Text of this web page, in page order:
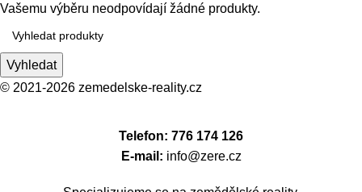
Vašemu výběru neodpovídají žádné produkty.
Vyhledat
© 2021-2026 zemedelske-reality.cz
Telefon: 776 174 126
E-mail: info@zere.cz